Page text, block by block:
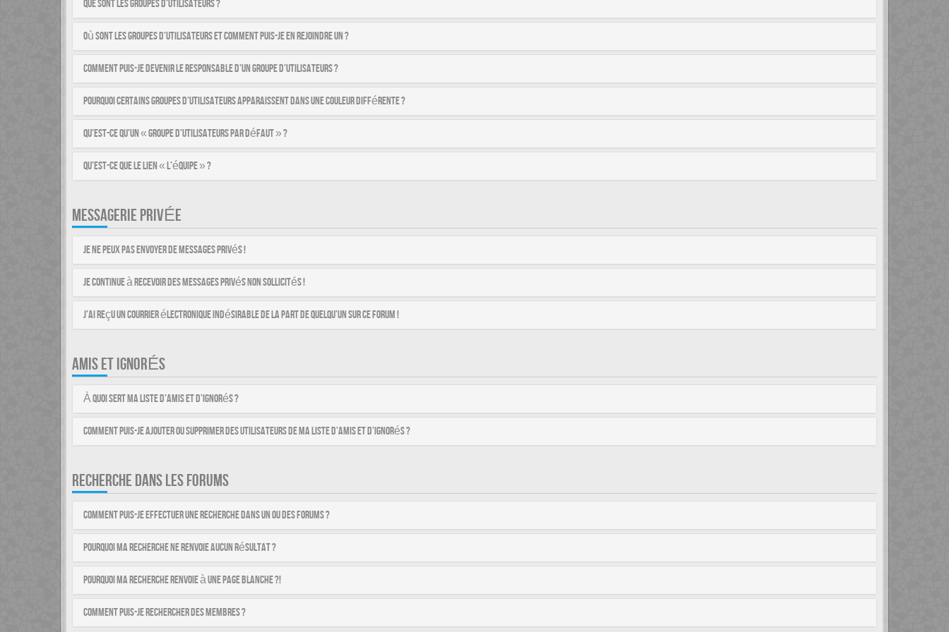
Que sont les groupes d’utilisateurs ?
Où sont les groupes d’utilisateurs et comment puis-je en rejoindre un ?
Comment puis-je devenir le responsable d’un groupe d’utilisateurs ?
Pourquoi certains groupes d’utilisateurs apparaissent dans une couleur différente ?
Qu’est-ce qu’un « groupe d’utilisateurs par défaut » ?
Qu’est-ce que le lien « L’équipe » ?
MESSAGERIE PRIVÉE
Je ne peux pas envoyer de messages privés !
Je continue à recevoir des messages privés non sollicités !
J’ai reçu un courrier électronique indésirable de la part de quelqu’un sur ce forum !
AMIS ET IGNORÉS
À quoi sert ma liste d’amis et d’ignorés ?
Comment puis-je ajouter ou supprimer des utilisateurs de ma liste d’amis et d’ignorés ?
RECHERCHE DANS LES FORUMS
Comment puis-je effectuer une recherche dans un ou des forums ?
Pourquoi ma recherche ne renvoie aucun résultat ?
Pourquoi ma recherche renvoie à une page blanche ?!
Comment puis-je rechercher des membres ?